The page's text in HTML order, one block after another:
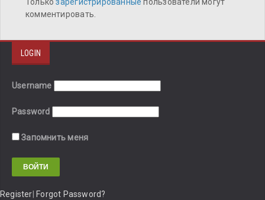
Толькозарегистрированные пользователи могут
комментировать.
LOGIN
Username
Password
Запомнить меня
Register Forgot Password?